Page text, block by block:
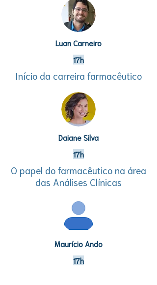
Luan Carneiro
17h
Início da carreira farmacêutico
Daiane Silva
17h
O papel do farmacêutico na área
das Análises Clínicas
Maurício Ando
17h